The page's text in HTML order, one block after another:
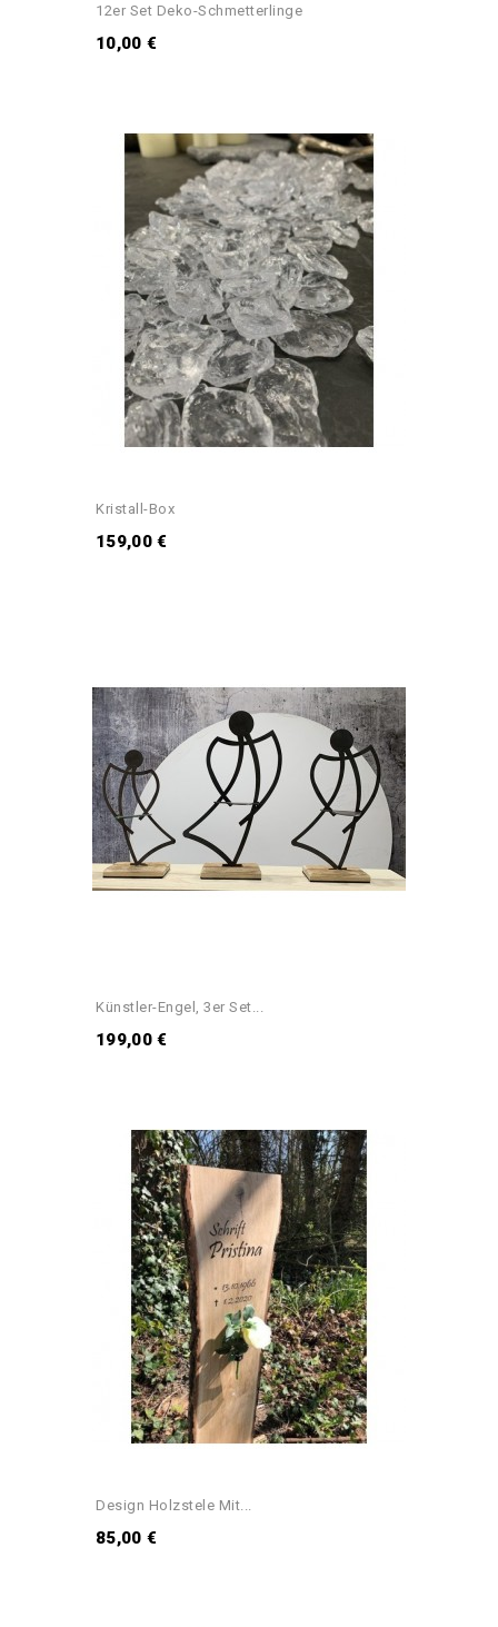
12er Set Deko-Schmetterlinge
10,00 €
Kristall-Box
159,00 €
Künstler-Engel, 3er Set...
199,00 €
Design Holzstele Mit...
85,00 €